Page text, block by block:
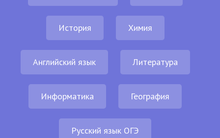
История Химия
Английский язык Литература
Информатика География
Русский язык ОГЭ